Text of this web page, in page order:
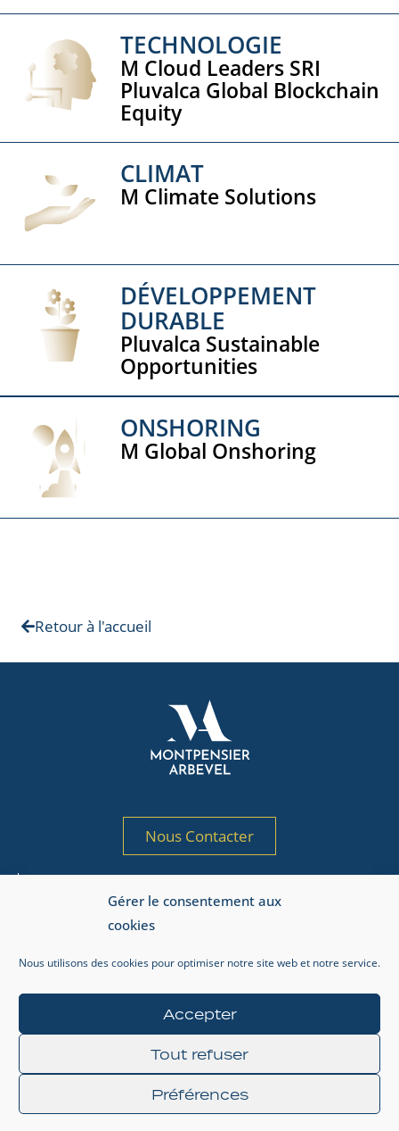
Gérer le consentement aux
cookies
Nous utilisons des cookies pour optimiser notre site web et notre service.
Accepter
Tout refuser
Préférences
TECHNOLOGIE
M Cloud Leaders SRI
Pluvalca Global Blockchain
Equity
CLIMAT
M Climate Solutions
DÉVELOPPEMENT
DURABLE
Pluvalca Sustainable
Opportunities
ONSHORING
M Global Onshoring
Retour à l'accueil
Nous Contacter
par l’AMF sous le n° GP 97-125
Adresse AMF : 17, place de la Bourse, 75002 Paris.
© 2024 MONTPENSIER ARBEVEL